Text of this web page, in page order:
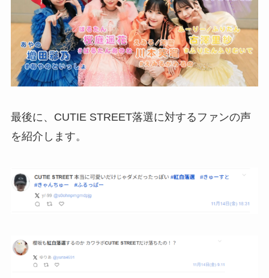
最後に、CUTIE STREET落選に対するファンの声
を紹介します。